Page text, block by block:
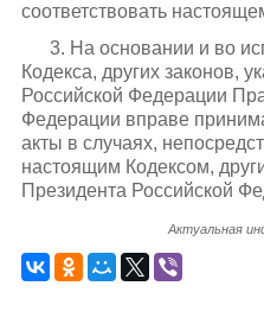
соответствовать
3. На основании и во
Кодекса, других законов,
Российской Федерации
Федерации вправе
акты в случаях,
настоящим Кодексом,
Президента Российской
Актуальная